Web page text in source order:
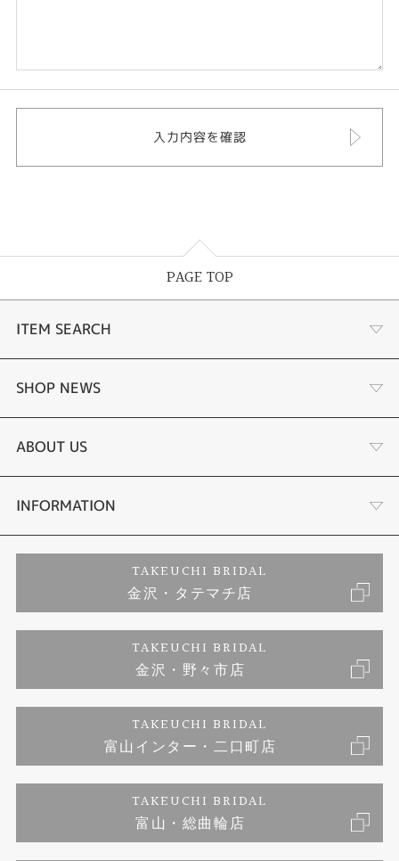
PAGE TOP
ITEM SEARCH
婚約指輪
結婚指輪
セットリング
婚約ネックレス
ダイヤモンド
ジュエリーリフォーム
SHOP NEWS
選ばれる理由まとめ
お客様の声
プロポーズサポート
ブランドリスト
福井指輪工房｜手作りペアリング
福井指輪工房｜手作り結婚指輪 and 婚約指輪
福井工房｜手作り婚約指輪プロポーズプラン
ABOUT US
会社概要
お客様の声
INFORMATION
プライバシーポリシー
TAKEUCHI BRIDAL
金沢・タテマチ店
TAKEUCHI BRIDAL
金沢・野々市店
TAKEUCHI BRIDAL
富山インター・二口町店
TAKEUCHI BRIDAL
富山・総曲輪店